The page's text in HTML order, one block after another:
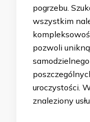
pogrzebu.
wszystkim
pozwoli
uroczystości.
znaleziony